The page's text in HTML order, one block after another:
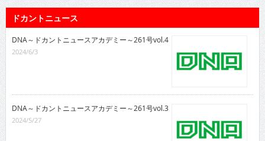
ドカントニュース
DNA～ドカントニュースアカデミー～261号vol.4
2024/6/3
DNA～ドカントニュースアカデミー～261号vol.3
2024/5/27